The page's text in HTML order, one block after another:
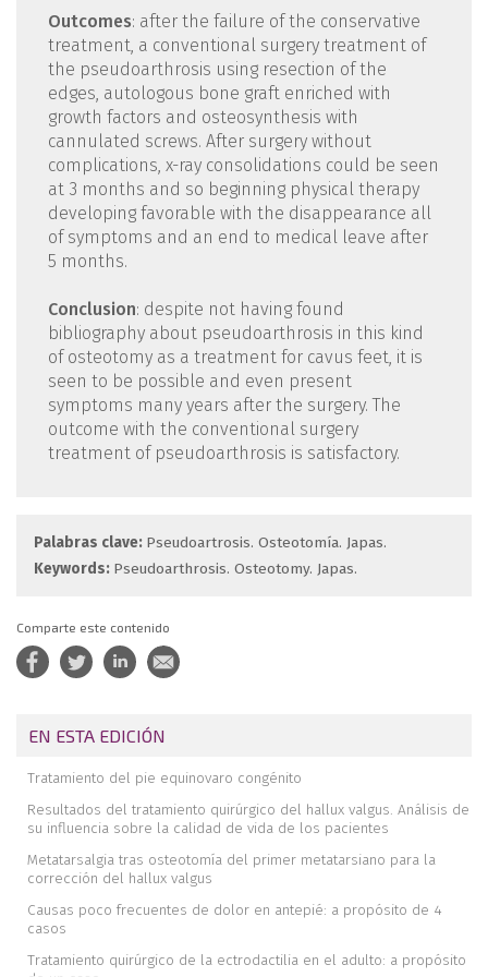
Outcomes: after the failure of the conservative
treatment, a conventional surgery treatment of
the pseudoarthrosis using resection of the
edges, autologous bone graft enriched with
growth factors and osteosynthesis with
cannulated screws. After surgery without
complications, x-ray consolidations could be seen
at 3 months and so beginning physical therapy
developing favorable with the disappearance all
of symptoms and an end to medical leave after
5 months.
Conclusion: despite not having found
bibliography about pseudoarthrosis in this kind
of osteotomy as a treatment for cavus feet, it is
seen to be possible and even present
symptoms many years after the surgery. The
outcome with the conventional surgery
treatment of pseudoarthrosis is satisfactory.
Palabras clave: Pseudoartrosis. Osteotomía. Japas.
Keywords: Pseudoarthrosis. Osteotomy. Japas.
Comparte este contenido
EN ESTA EDICIÓN
Tratamiento del pie equinovaro congénito
Resultados del tratamiento quirúrgico del hallux valgus. Análisis de
su influencia sobre la calidad de vida de los pacientes
Metatarsalgia tras osteotomía del primer metatarsiano para la
corrección del hallux valgus
Causas poco frecuentes de dolor en antepié: a propósito de 4
casos
Tratamiento quirúrgico de la ectrodactilia en el adulto: a propósito